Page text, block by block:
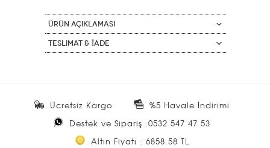
ÜRÜN AÇIKLAMASI
Teslimat & İade
Ücretsiz Kargo
%5 Havale İndirimi
Destek ve Sipariş :0532 547 47 53
Altın Fiyatı : 6858.58 TL